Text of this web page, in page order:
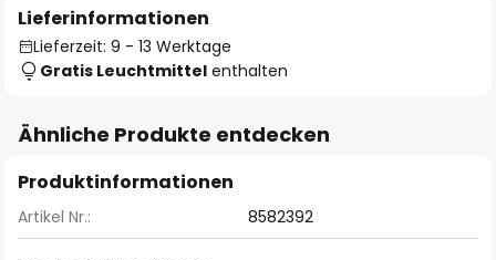
Lieferinformationen
Lieferzeit: 9 - 13 Werktage
Gratis Leuchtmittel enthalten
Ähnliche Produkte entdecken
Produktinformationen
Artikel Nr.: 8582392